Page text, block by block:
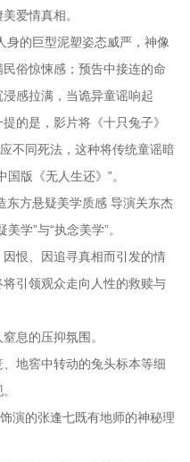
爱情真相。
身的巨型泥塑姿态威严，神像
俗惊悚感；预告中接连的命
感拉满，当诡异童谣响起
的是，影片将《十只兔子》
不同死法，这种将传统童谣暗
版《无人生还》”。
东方悬疑美学质感 导演关东杰
学”与“执念美学”。
恨、因追寻真相而引发的情
引领观众走向人性的救赎与
息的压抑氛围。
地窖中转动的兔头标本等细
演的张逢七既有地师的神秘理